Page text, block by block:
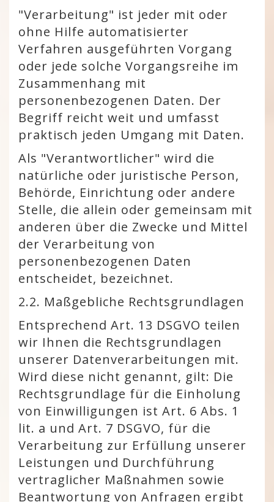
"Verarbeitung" ist jeder mit oder
ohne Hilfe automatisierter
Verfahren ausgeführten Vorgang
oder jede solche Vorgangsreihe im
Zusammenhang mit
personenbezogenen Daten. Der
Begriff reicht weit und umfasst
praktisch jeden Umgang mit Daten.
Als "Verantwortlicher" wird die
natürliche oder juristische Person,
Behörde, Einrichtung oder andere
Stelle, die allein oder gemeinsam mit
anderen über die Zwecke und Mittel
der Verarbeitung von
personenbezogenen Daten
entscheidet, bezeichnet.
2.2. Maßgebliche Rechtsgrundlagen
Entsprechend Art. 13 DSGVO teilen
wir Ihnen die Rechtsgrundlagen
unserer Datenverarbeitungen mit.
Wird diese nicht genannt, gilt: Die
Rechtsgrundlage für die Einholung
von Einwilligungen ist Art. 6 Abs. 1
lit. a und Art. 7 DSGVO, für die
Verarbeitung zur Erfüllung unserer
Leistungen und Durchführung
vertraglicher Maßnahmen sowie
Beantwortung von Anfragen ergibt